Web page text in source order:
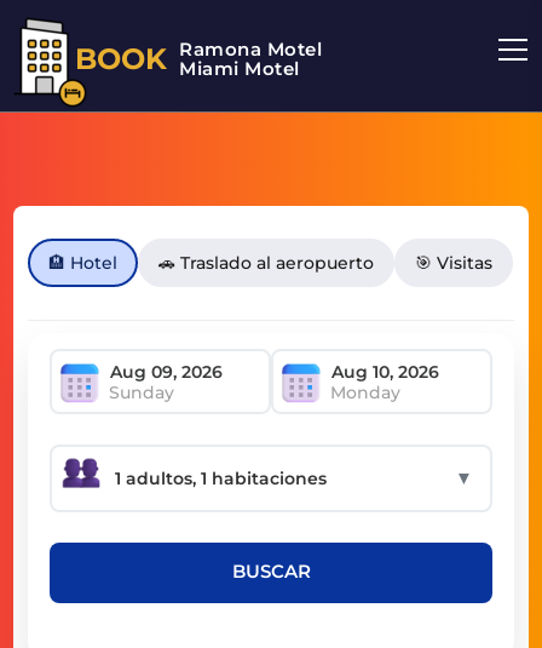
BOOK Ramona Motel
Miami Motel
🏨 Hotel 🚗 Traslado al aeropuerto 🎯 Visitas
Sunday Monday
▼
BUSCAR